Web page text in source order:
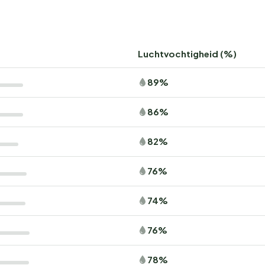
Luchtvochtigheid (%)
89%
86%
82%
76%
74%
76%
78%